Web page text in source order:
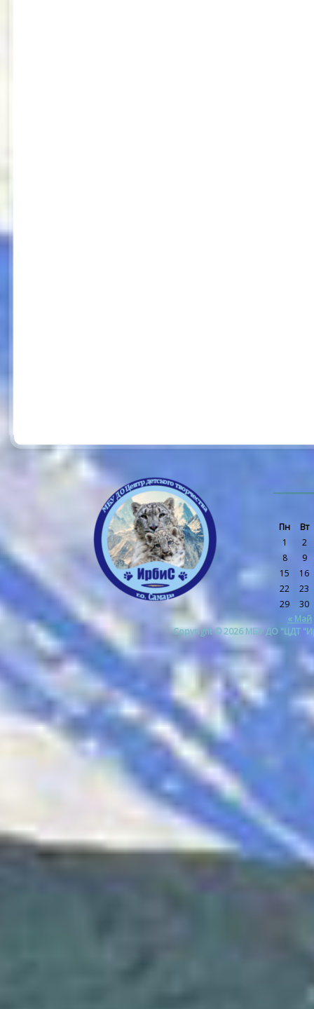
Пн
Вт
1
2
8
9
15
16
22
23
29
30
« Май
Copyright © 2026 МБУ ДО "ЦДТ